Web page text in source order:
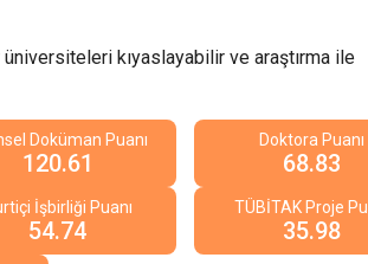
kıyaslayabilir ve araştırma ile
Doküman Puanı
120.61
Doktora Puanı
68.83
İşbirliği Puanı
54.74
TÜBİTAK Proje
35.98